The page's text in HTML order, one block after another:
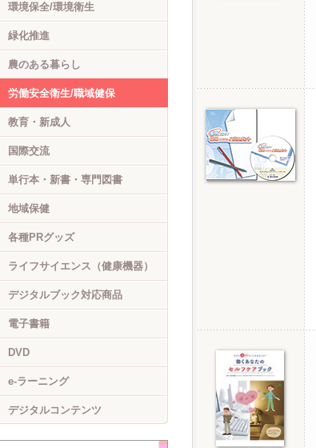
環境保全/環境衛生
緑化推進
農のある暮らし
労働安全衛生/職域健保
教育・新成人
国際交流
単行本・新書・専門図書
地域保健
各種PRグッズ
ライフサイエンス（健康機器）
デジタルブック対応商品
電子書籍
DVD
e-ラーニング
デジタルコンテンツ